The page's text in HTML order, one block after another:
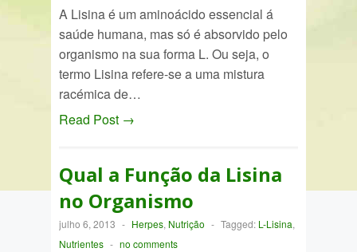
A Lisina é um aminoácido essencial á
saúde humana, mas só é absorvido pelo
organismo na sua forma L. Ou seja, o
termo Lisina refere-se a uma mistura
racémica de…
Read Post →
Qual a Função da Lisina
no Organismo
julho 6, 2013 - Herpes, Nutrição - Tagged: L-Lisina,
Nutrientes - no comments